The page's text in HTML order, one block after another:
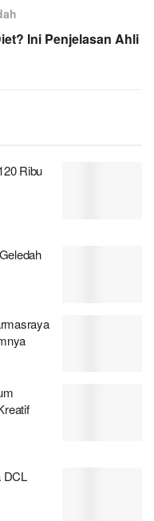
Ini Penjelasan Ahli
Ribu
DCL